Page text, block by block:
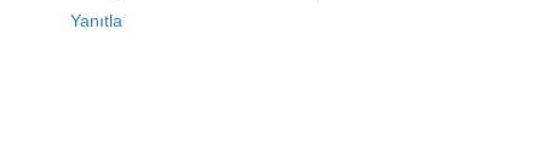
Yanıtla